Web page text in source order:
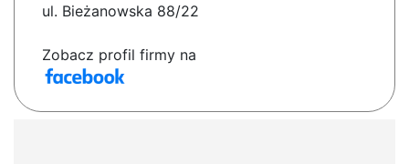
ul. Bieżanowska 88/22
Zobacz profil firmy na